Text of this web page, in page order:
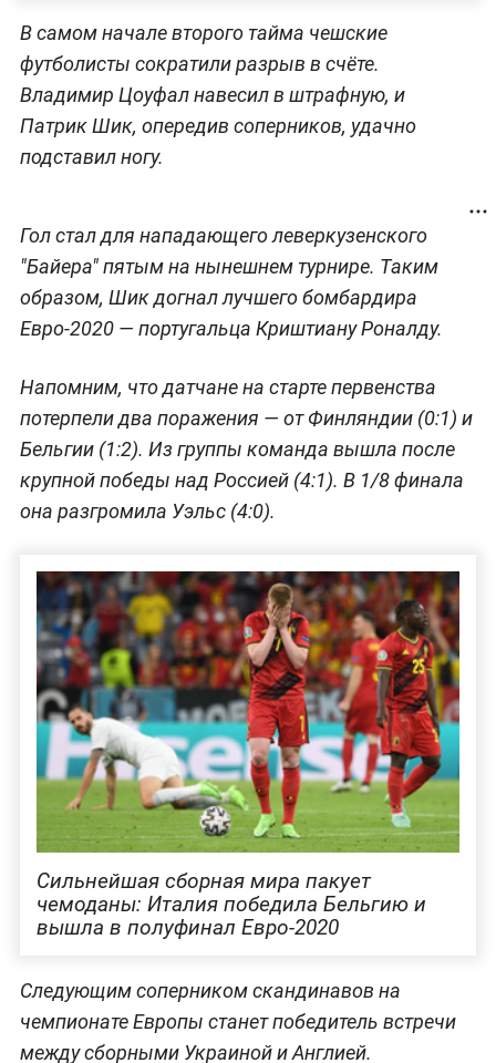
В самом начале второго тайма чешские
футболисты сократили разрыв в счёте.
Владимир Цоуфал навесил в штрафную, и
Патрик Шик, опередив соперников, удачно
подставил ногу.
Гол стал для нападающего леверкузенского
"Байера" пятым на нынешнем турнире. Таким
образом, Шик догнал лучшего бомбардира
Евро-2020 — португальца Криштиану Роналду.
Напомним, что датчане на старте первенства
потерпели два поражения — от Финляндии (0:1) и
Бельгии (1:2). Из группы команда вышла после
крупной победы над Россией (4:1). В 1/8 финала
она разгромила Уэльс (4:0).
Сильнейшая сборная мира пакует
чемоданы: Италия победила Бельгию и
вышла в полуфинал Евро-2020
Следующим соперником скандинавов на
чемпионате Европы станет победитель встречи
между сборными Украиной и Англией.